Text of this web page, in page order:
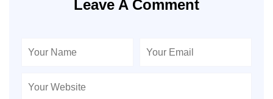
Leave A Comment